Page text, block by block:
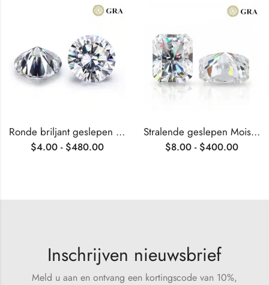
Ronde briljant geslepen Moissaniet
$4.00 - $480.00
Stralende geslepen Moissaniet
$8.00 - $400.00
Inschrijven nieuwsbrief
Meld u aan en ontvang een kortingscode van 10%,